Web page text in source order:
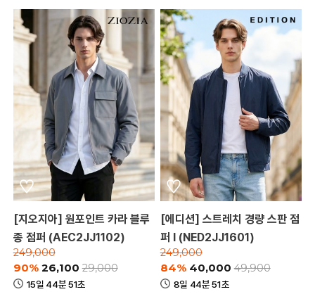
[지오지아] 원포인트 카라 블루
종 점퍼 (AEC2JJ1102)
249,000
90% 26,100 29,000
15일 44분 51초
[에디션] 스트레치 경량 스판 점
퍼 I (NED2JJ1601)
249,000
84% 40,000 49,900
8일 44분 51초